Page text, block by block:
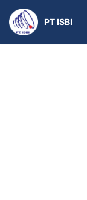
Skip
to
PT ISBI